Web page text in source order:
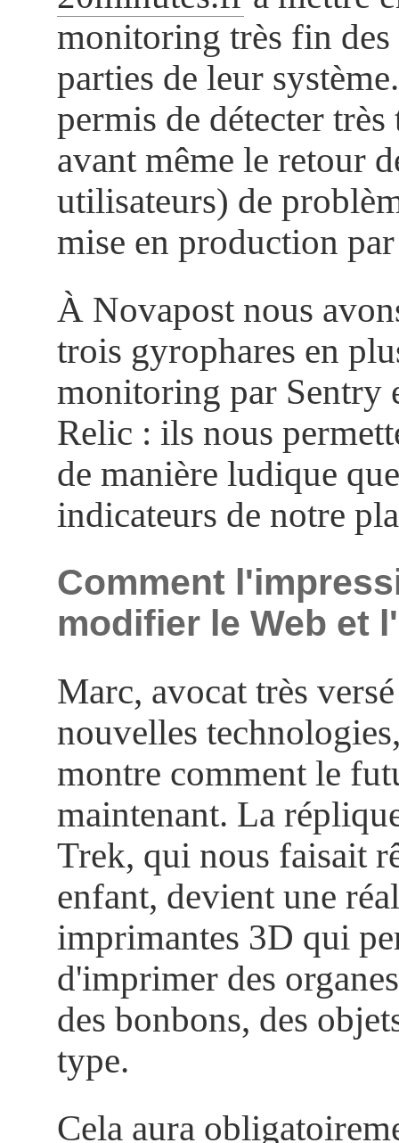
monitoring très fin
parties de leur
permis de détecter
avant même le retour
utilisateurs) de
mise en production
À Novapost nous
trois gyrophares en
monitoring par Sentry
Relic : ils nous
de manière ludique
indicateurs de notre
Comment
modifier le Web et
Marc, avocat très
nouvelles
montre comment le
maintenant. La
Trek, qui nous faisait
enfant, devient une
imprimantes 3D qui
d'imprimer des
des bonbons, des
type.
Cela aura